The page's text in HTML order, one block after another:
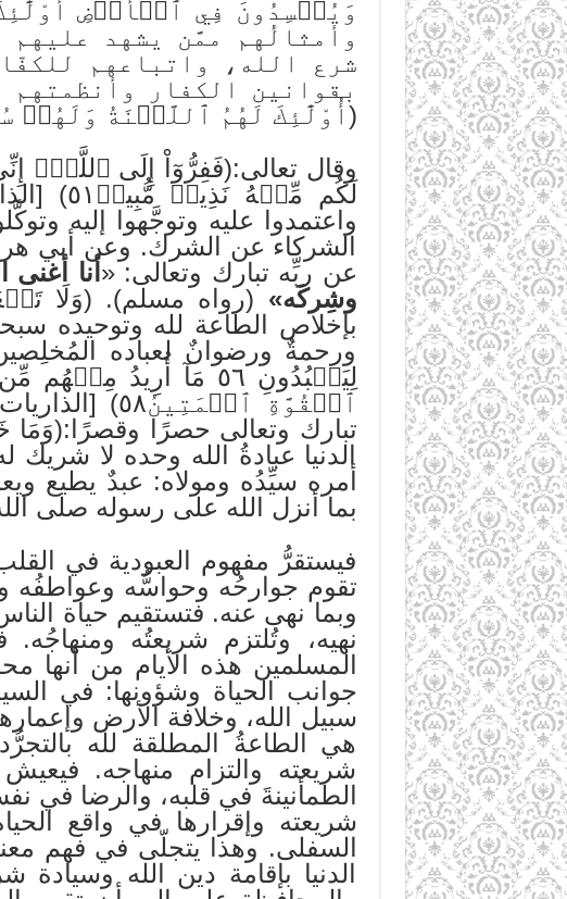
وأمثالُهم ممَّن يشهد عليهم
شرع الله، واتباعهم
بقوانين الكفار
(أُوْلَٰٓئِكَ لَهُمُ ٱللَّعۡنَةُ وَلَهُمۡ
واعتمدوا عليه وتوجَّهوا إليه
الشركاء عن الشرك. وعن أبي
عن ربِّه تبارك وتعالى: « أنا
وشِركَه»
بإخلاص الطاعة لله وتوحيده
ورحمةٌ ورضوانٌ لعباده
الدنيا عبادةُ الله وحده لا شريك
أمره سيِّدُه ومولاه: عبدٌ يطيع
بما أنزل الله على رسوله صلى
فيستقرُّ مفهوم العبودية في
تقوم جوارحُه وحواسُّه وعواطفُه
وبما نهى عنه. فتستقيم حياة
نهيه، وتُلتزم شريعتُه
المسلمين هذه الأيام من أنها
جوانب الحياة وشؤونها: في
سبيل الله، وخلافة الأرض
هي الطاعةُ المطلقة لله بالتجرُّد
شريعته والتزام منهاجه.
الطمأنينةَ في قلبه، والرضا في
شريعته وإقرارها في واقع
السفلى. وهذا يتجلّى في فهم معنى
الدنيا بإقامة دين الله